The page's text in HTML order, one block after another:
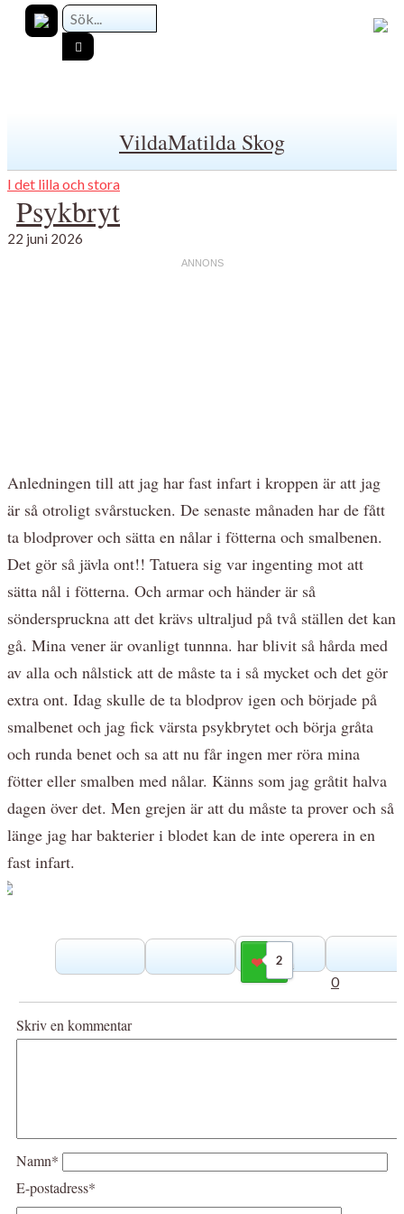
VildaMatilda Skog
I det lilla och stora
Psykbryt
22 juni 2026
Anledningen till att jag har fast infart i kroppen är att jag
är så otroligt svårstucken. De senaste månaden har de fått
ta blodprover och sätta en nålar i fötterna och smalbenen.
Det gör så jävla ont!! Tatuera sig var ingenting mot att
sätta nål i fötterna. Och armar och händer är så
sönderspruckna att det krävs ultraljud på två ställen det kan
gå. Mina vener är ovanligt tunnna. har blivit så hårda med
av alla och nålstick att de måste ta i så mycket och det gör
extra ont. Idag skulle de ta blodprov igen och började på
smalbenet och jag fick värsta psykbrytet och börja gråta
och runda benet och sa att nu får ingen mer röra mina
fötter eller smalben med nålar. Känns som jag gråtit halva
dagen över det. Men grejen är att du måste ta prover och så
länge jag har bakterier i blodet kan de inte operera in en
fast infart.
2
Gilla
0
Skriv en kommentar
Namn*
E-postadress*